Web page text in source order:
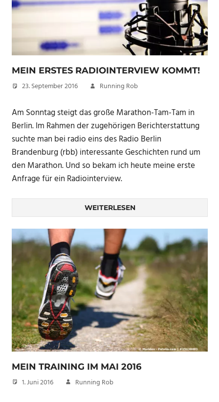
MEIN ERSTES RADIOINTERVIEW KOMMT!
23. September 2016 Running Rob
Am Sonntag steigt das große Marathon-Tam-Tam in
Berlin. Im Rahmen der zugehörigen Berichterstattung
suchte man bei radio eins des Radio Berlin
Brandenburg (rbb) interessante Geschichten rund um
den Marathon. Und so bekam ich heute meine erste
Anfrage für ein Radiointerview.
WEITERLESEN
MEIN TRAINING IM MAI 2016
1. Juni 2016 Running Rob